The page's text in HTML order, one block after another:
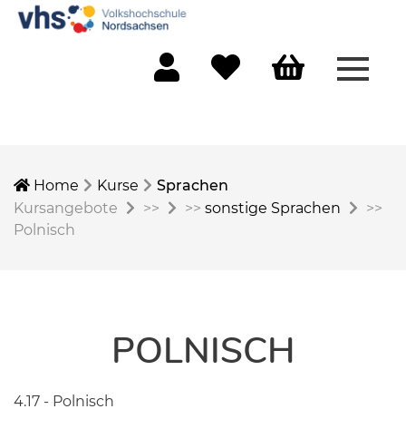
Home Kurse
Sprachen
Kursangebote
>> >> sonstige Sprachen
>>
Polnisch
POLNISCH
4.17 - Polnisch